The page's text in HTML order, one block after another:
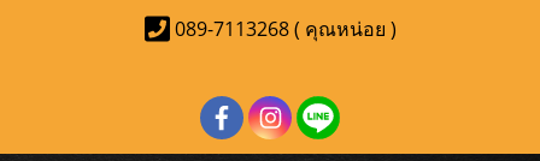
089-7113268 ( คุณหน่อย )